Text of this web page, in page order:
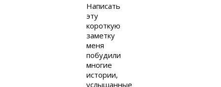
Написать
эту
короткую
заметку
меня
побудили
многие
истории,
услышанные